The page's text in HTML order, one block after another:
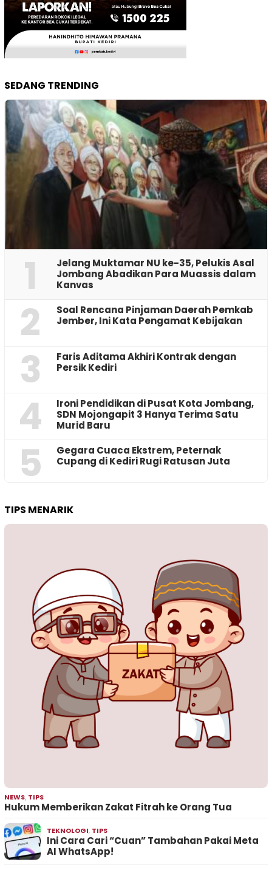
SEDANG TRENDING
1
Jelang Muktamar NU ke-35, Pelukis Asal
Jombang Abadikan Para Muassis dalam
Kanvas
2
‎Soal Rencana Pinjaman Daerah Pemkab
Jember, Ini Kata Pengamat Kebijakan ‎
3
Faris Aditama Akhiri Kontrak dengan
Persik Kediri
4
Ironi Pendidikan di Pusat Kota Jombang,
SDN Mojongapit 3 Hanya Terima Satu
Murid Baru
5
‎Gegara Cuaca Ekstrem, Peternak
Cupang di Kediri Rugi Ratusan Juta
TIPS MENARIK
NEWS, TIPS
Hukum Memberikan Zakat Fitrah ke Orang Tua
TEKNOLOGI, TIPS
Ini Cara Cari “Cuan” Tambahan Pakai Meta
AI WhatsApp!